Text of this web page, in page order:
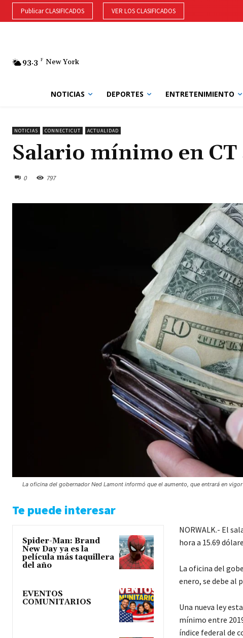
Publicar CLASIFICADOS VER LOS CLASIFICADOS
93.3 F New York
NOTICIAS DEPORTES ENTRETENIMIENTO
NOTICIAS CONNECTICUT ACTUALIDAD
Salario mínimo en
0 797
La oficina del gobernador Ned Lamont informó que el aumento, que entrará en
Te puede interesar
Spider-Man: Brand
New Day ya es la
película más taquillera
del año
EVENTOS
COMUNITARIOS
NORWALK.- El
hora a 15.69
La oficina del
enero, se debe al
Una nueva ley
mínimo entre
índice federal de